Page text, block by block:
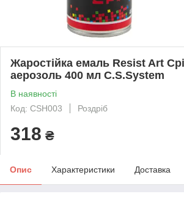
Жаростійка емаль Resist Art
аерозоль 400 мл C.S.System
В наявності
Код: CSH003
Роздріб
318 ₴
Опис Характеристики Доставка